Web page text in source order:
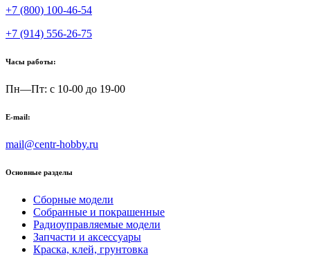
+7 (800) 100-46-54
+7 (914) 556-26-75
Часы работы:
Пн—Пт: с 10-00 до 19-00
E-mail:
mail@centr-hobby.ru
Основные разделы
Сборные модели
Собранные и покрашенные
Радиоуправляемые модели
Запчасти и аксессуары
Краска, клей, грунтовка